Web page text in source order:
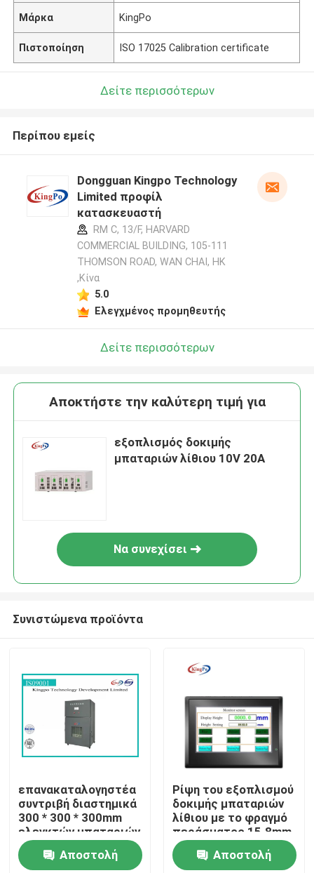
Προϊόντα
Περίπου εμείς
Μάρκα KingPo
Πιστοποίηση ISO 17025 Calibration certificate
Δείτε περισσότερων
Περίπου εμείς
Dongguan Kingpo Technology
Limited προφίλ
κατασκευαστή
RM C, 13/F, HARVARD
COMMERCIAL BUILDING, 105-111
THOMSON ROAD, WAN CHAI, HK
,Κίνα
5.0
Ελεγχμένος προμηθευτής
Δείτε περισσότερων
Αποκτήστε την καλύτερη τιμή για
εξοπλισμός δοκιμής
μπαταριών λίθιου 10V 20A
Να συνεχίσει
Συνιστώμενα προϊόντα
επανακαταλογηστέα
συντριβή διαστημικά
300 * 300 * 300mm
ελεγκτών μπαταριών
380V 50Hz
Αποστολή
Ρίψη του εξοπλισμού
δοκιμής μπαταριών
λίθιου με το φραγμό
περάσματος 15.8mm
Αποστολή